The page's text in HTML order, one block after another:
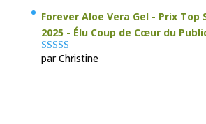
Forever Aloe Vera Gel - Prix Top
2025 - Élu Coup de Cœur du
Note5sur 5
par Christine